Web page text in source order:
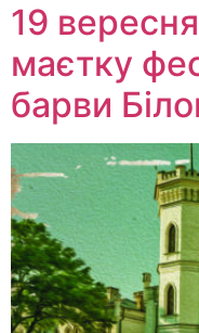
19
маєтку
барви